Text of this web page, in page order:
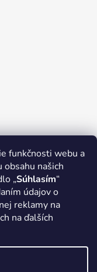
funkčnosti webu a
obsahu našich
„Súhlasím“
údajov o
reklamy na
na ďalších